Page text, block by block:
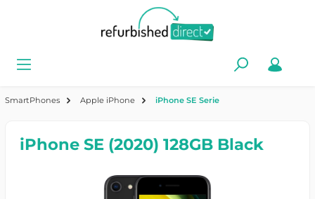
SmartPhones Apple iPhone iPhone SE Serie
iPhone SE (2020) 128GB Black